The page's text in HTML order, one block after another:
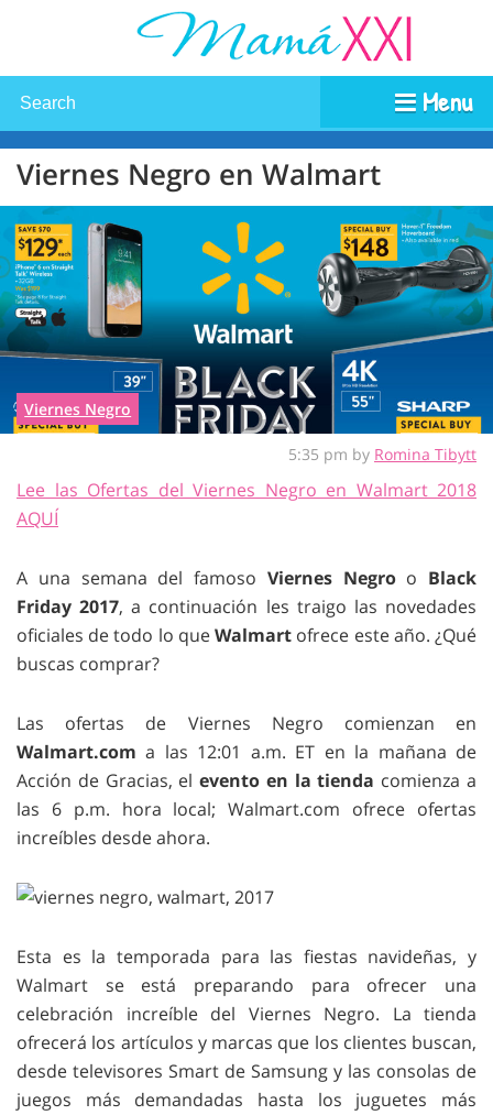
Menu
Viernes Negro en Walmart
Viernes Negro
5:35 pm by Romina Tibytt
Lee las Ofertas del Viernes Negro en Walmart 2018
AQUÍ
A una semana del famoso Viernes Negroo Black
Friday 2017, a continuación les traigo las novedades
oficiales de todo lo queWalmart ofrece este año. ¿Qué
buscas comprar?
Las ofertas de Viernes Negro comienzan en
Walmart.com a las 12:01 a.m. ET en la mañana de
Acción de Gracias, elevento en la tienda comienza a
las 6 p.m. hora local; Walmart.com ofrece ofertas
increíbles desde ahora.
Esta es la temporada para las fiestas navideñas, y
Walmart se está preparando para ofrecer una
celebración increíble del Viernes Negro. La tienda
ofrecerá los artículos y marcas que los clientes buscan,
desde televisores Smart de Samsung y las consolas de
juegos más demandadas hasta los juguetes más